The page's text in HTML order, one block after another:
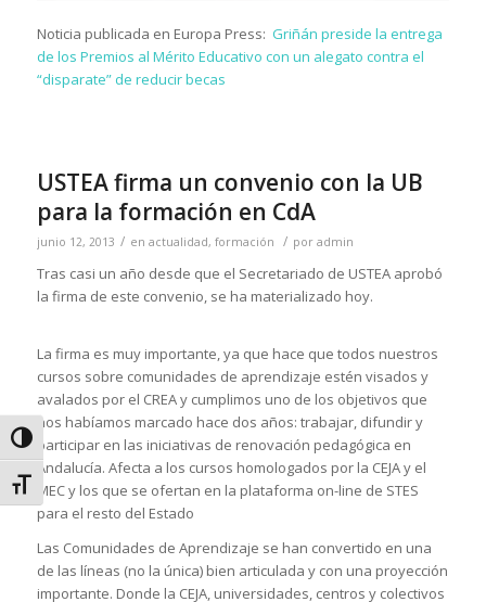
Alternar alto contraste
Alternar tamaño de letra
Noticia publicada en Europa Press: Griñán preside la entrega
de los Premios al Mérito Educativo con un alegato contra el
“disparate” de reducir becas
USTEA firma un convenio con la UB
para la formación en CdA
junio 12, 2013 / en actualidad, formación / por admin
Tras casi un año desde que el Secretariado de USTEA aprobó
la firma de este convenio, se ha materializado hoy.
La firma es muy importante, ya que hace que todos nuestros
cursos sobre comunidades de aprendizaje estén visados y
avalados por el CREA y cumplimos uno de los objetivos que
nos habíamos marcado hace dos años: trabajar, difundir y
participar en las iniciativas de renovación pedagógica en
Andalucía. Afecta a los cursos homologados por la CEJA y el
MEC y los que se ofertan en la plataforma on-line de STES
para el resto del Estado
Las Comunidades de Aprendizaje se han convertido en una
de las líneas (no la única) bien articulada y con una proyección
importante. Donde la CEJA, universidades, centros y colectivos